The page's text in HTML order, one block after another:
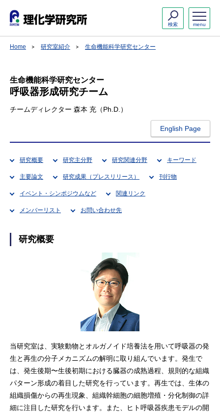
menu
検索
Home 研究室紹介 生命機能科学研究センター
生命機能科学研究センター
呼吸器形成研究チーム
チームディレクター 森本 充（Ph.D.）
English Page
研究概要 研究主分野 研究関連分野 キーワード
主要論文 研究成果（プレスリリース） 刊行物
イベント・シンポジウムなど 関連リンク
メンバーリスト お問い合わせ先
研究概要
当研究室は、実験動物とオルガノイド培養法を用いて呼吸器の発
生と再生の分子メカニズムの解明に取り組んでいます。発生で
は、発生後期〜生後初期における臓器の成熟過程、規則的な組織
パターン形成の着目した研究を行っています。再生では、生体の
組織損傷からの再生現象、組織幹細胞の細胞増殖・分化制御の詳
細に注目した研究を行います。また、ヒト呼吸器疾患モデルの開